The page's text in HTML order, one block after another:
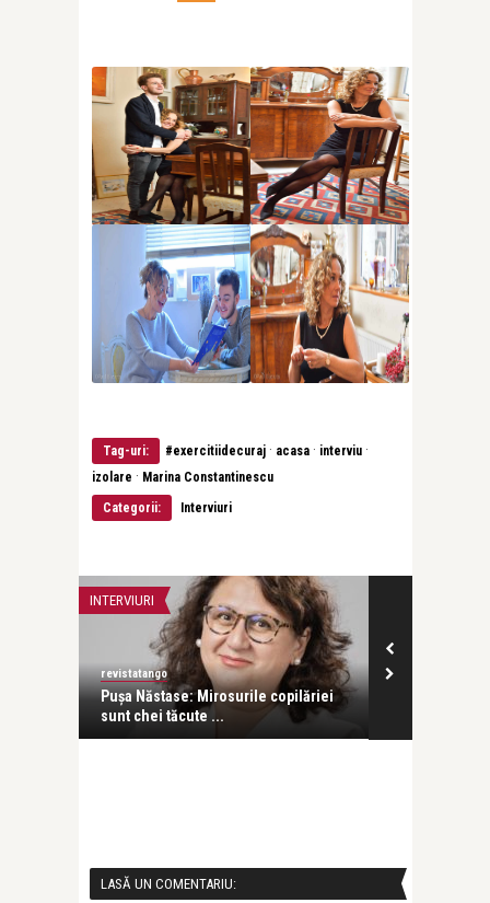
Tag-uri: #exercitiidecuraj · acasa · interviu ·
izolare · Marina Constantinescu
Categorii:
Interviuri
INTERVIURI
revistatango
Pușa Năstase: Mirosurile copilăriei
sunt chei tăcute ...
LASĂ UN COMENTARIU: